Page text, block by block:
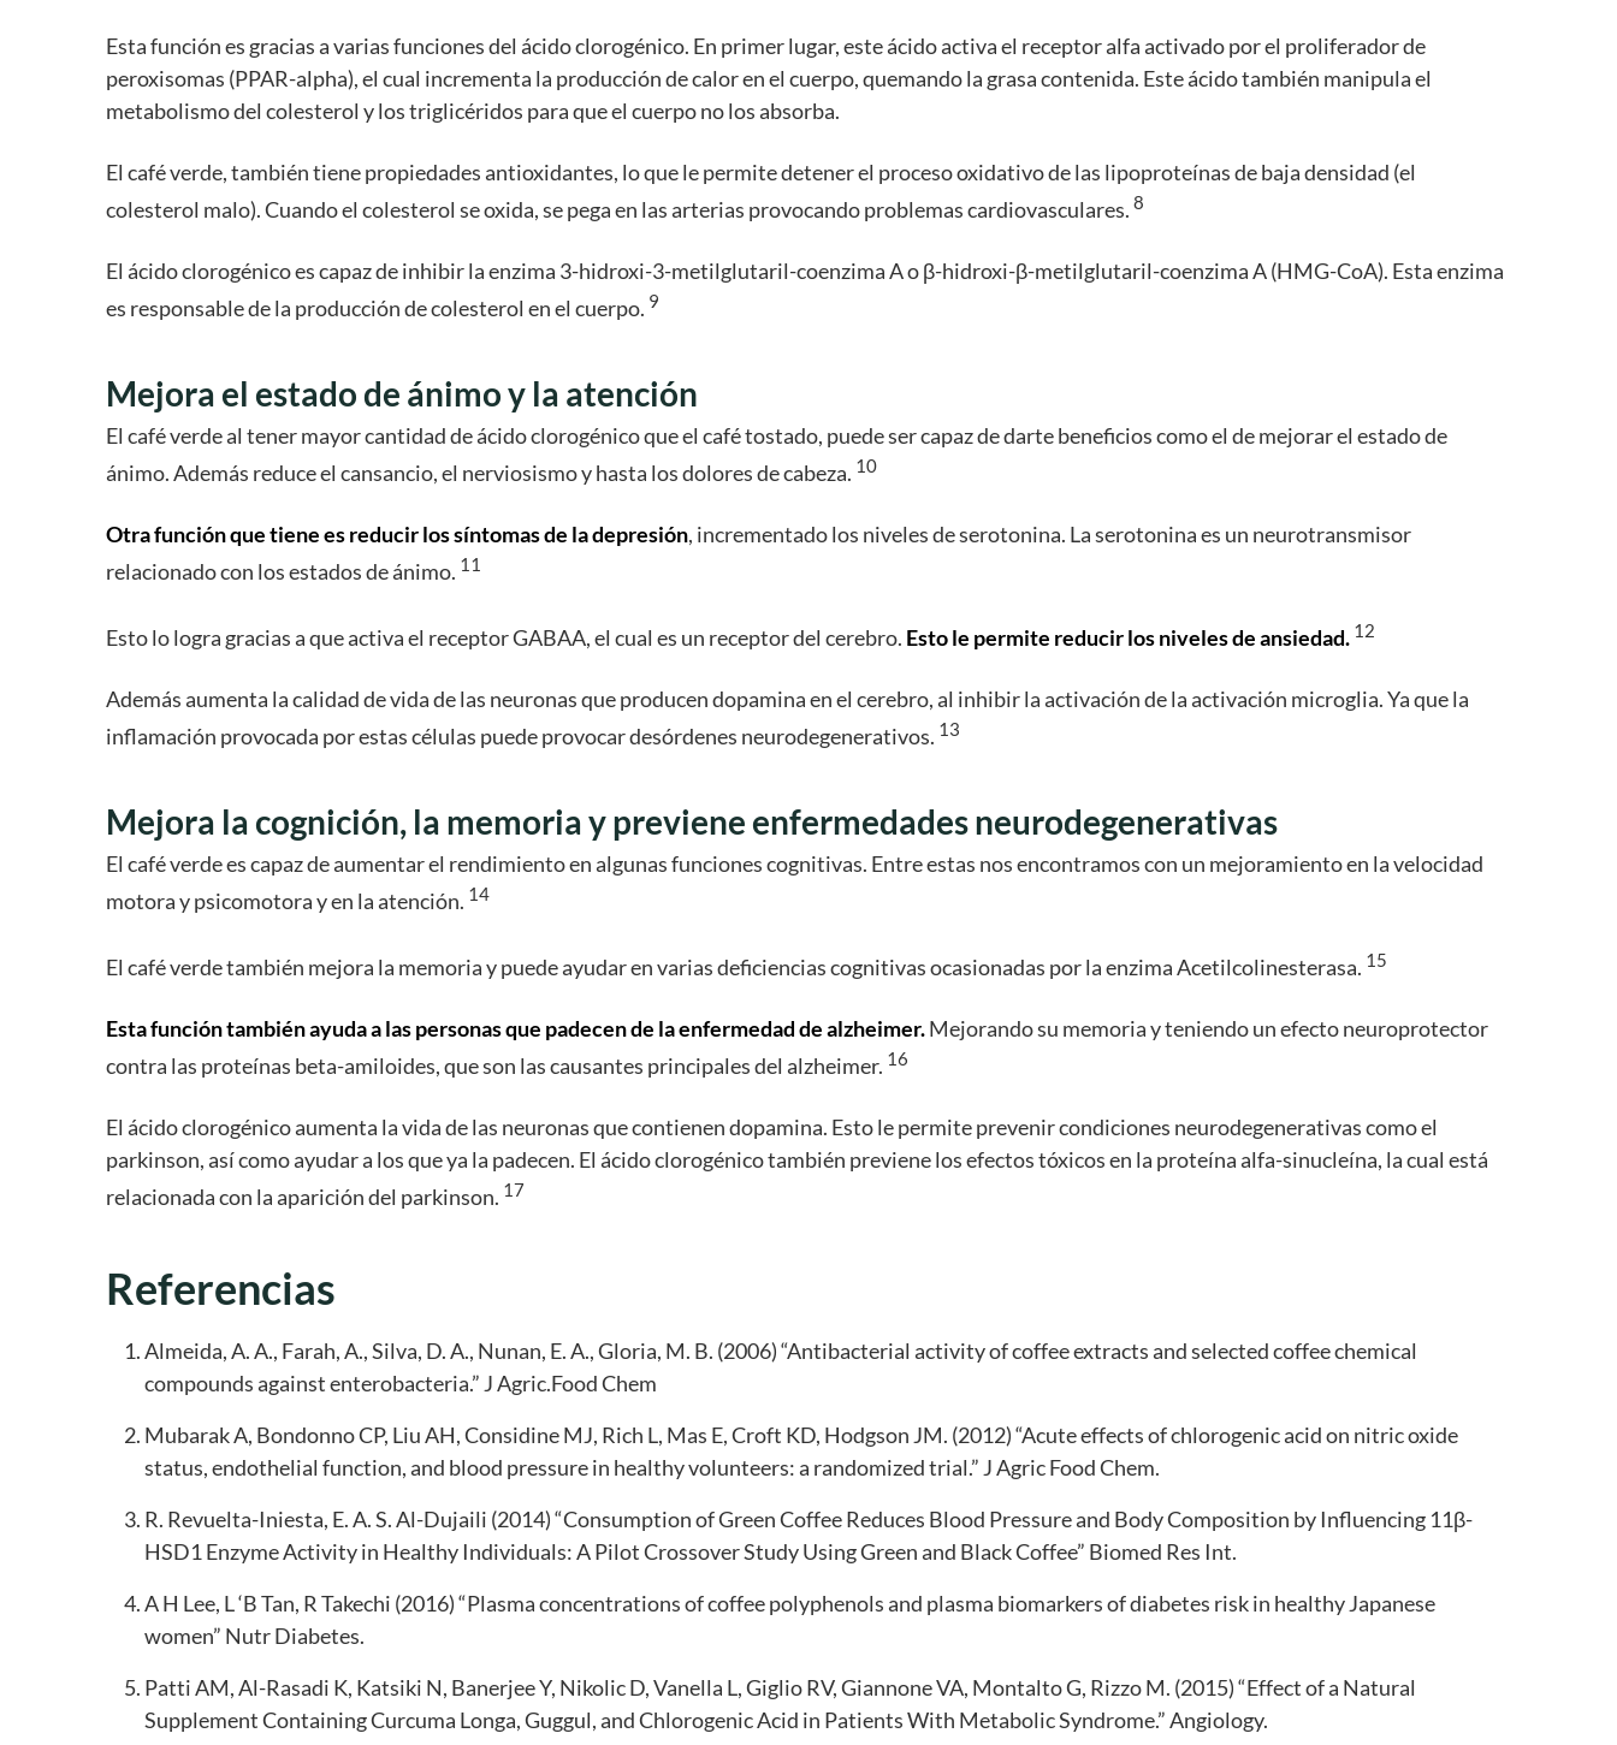
Esta función es gracias a varias funciones del ácido clorogénico. En primer lugar, este ácido activa el receptor alfa activado por el proliferador de
peroxisomas (PPAR-alpha), el cual incrementa la producción de calor en el cuerpo, quemando la grasa contenida. Este ácido también manipula el
metabolismo del colesterol y los triglicéridos para que el cuerpo no los absorba.
El café verde, también tiene propiedades antioxidantes, lo que le permite detener el proceso oxidativo de las lipoproteínas de baja densidad (el
colesterol malo). Cuando el colesterol se oxida, se pega en las arterias provocando problemas cardiovasculares. 8
El ácido clorogénico es capaz de inhibir la enzima 3-hidroxi-3-metilglutaril-coenzima A o β-hidroxi-β-metilglutaril-coenzima A (HMG-CoA). Esta enzima
es responsable de la producción de colesterol en el cuerpo. 9
Mejora el estado de ánimo y la atención
El café verde al tener mayor cantidad de ácido clorogénico que el café tostado, puede ser capaz de darte beneficios como el de mejorar el estado de
ánimo. Además reduce el cansancio, el nerviosismo y hasta los dolores de cabeza. 10
Otra función que tiene es reducir los síntomas de la depresión, incrementado los niveles de serotonina. La serotonina es un neurotransmisor
relacionado con los estados de ánimo. 11
Esto lo logra gracias a que activa el receptor GABAA, el cual es un receptor del cerebro. Esto le permite reducir los niveles de ansiedad. 12
Además aumenta la calidad de vida de las neuronas que producen dopamina en el cerebro, al inhibir la activación de la activación microglia. Ya que la
inflamación provocada por estas células puede provocar desórdenes neurodegenerativos. 13
Mejora la cognición, la memoria y previene enfermedades neurodegenerativas
El café verde es capaz de aumentar el rendimiento en algunas funciones cognitivas. Entre estas nos encontramos con un mejoramiento en la velocidad
motora y psicomotora y en la atención. 14
El café verde también mejora la memoria y puede ayudar en varias deficiencias cognitivas ocasionadas por la enzima Acetilcolinesterasa. 15
Esta función también ayuda a las personas que padecen de la enfermedad de alzheimer.Mejorando su memoria y teniendo un efecto neuroprotector
contra las proteínas beta-amiloides, que son las causantes principales del alzheimer. 16
El ácido clorogénico aumenta la vida de las neuronas que contienen dopamina. Esto le permite prevenir condiciones neurodegenerativas como el
parkinson, así como ayudar a los que ya la padecen. El ácido clorogénico también previene los efectos tóxicos en la proteína alfa-sinucleína, la cual está
relacionada con la aparición del parkinson. 17
Referencias
Almeida, A. A., Farah, A., Silva, D. A., Nunan, E. A., Gloria, M. B. (2006) “Antibacterial activity of coffee extracts and selected coffee chemical
compounds against enterobacteria.” J Agric.Food Chem
Mubarak A, Bondonno CP, Liu AH, Considine MJ, Rich L, Mas E, Croft KD, Hodgson JM. (2012) “Acute effects of chlorogenic acid on nitric oxide
status, endothelial function, and blood pressure in healthy volunteers: a randomized trial.” J Agric Food Chem.
R. Revuelta-Iniesta, E. A. S. Al-Dujaili (2014) “Consumption of Green Coffee Reduces Blood Pressure and Body Composition by Influencing 11β-
HSD1 Enzyme Activity in Healthy Individuals: A Pilot Crossover Study Using Green and Black Coffee” Biomed Res Int.
A H Lee, L ‘B Tan, R Takechi (2016) “Plasma concentrations of coffee polyphenols and plasma biomarkers of diabetes risk in healthy Japanese
women” Nutr Diabetes.
Patti AM, Al-Rasadi K, Katsiki N, Banerjee Y, Nikolic D, Vanella L, Giglio RV, Giannone VA, Montalto G, Rizzo M. (2015) “Effect of a Natural
Supplement Containing Curcuma Longa, Guggul, and Chlorogenic Acid in Patients With Metabolic Syndrome.” Angiology.